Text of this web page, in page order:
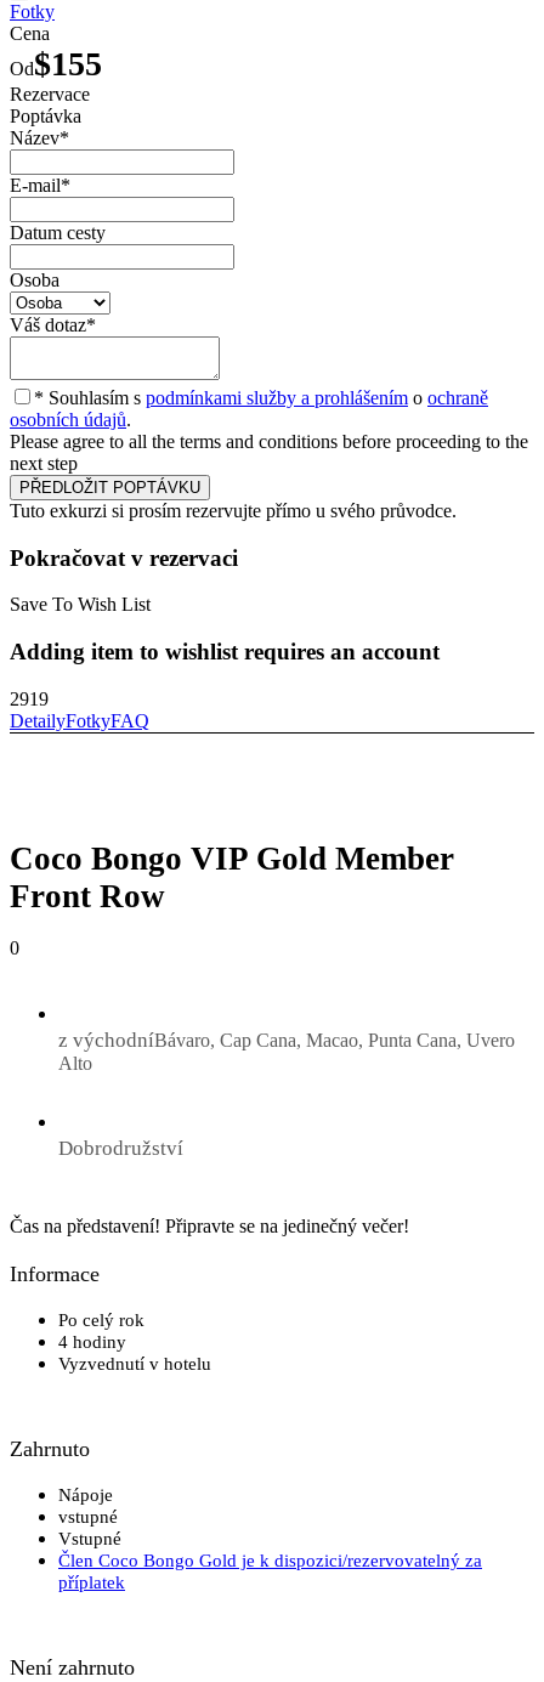
Fotky
Cena
Od$155
Rezervace
Poptávka
Název*
E-mail*
Datum cesty
Osoba
Váš dotaz*
* Souhlasím s podmínkami služby a prohlášením o ochraně
osobních údajů.
Please agree to all the terms and conditions before proceeding to the
next step
Tuto exkurzi si prosím rezervujte přímo u svého průvodce.
Pokračovat v rezervaci
Save To Wish List
Adding item to wishlist requires an account
2919
DetailyFotkyFAQ
Coco Bongo VIP Gold Member
Front Row
0
z východníBávaro, Cap Cana, Macao, Punta Cana, Uvero
Alto
Dobrodružství
Čas na představení! Připravte se na jedinečný večer!
Informace
Po celý rok
4 hodiny
Vyzvednutí v hotelu
Zahrnuto
Nápoje
vstupné
Vstupné
Člen Coco Bongo Gold je k dispozici/rezervovatelný za
příplatek
Není zahrnuto